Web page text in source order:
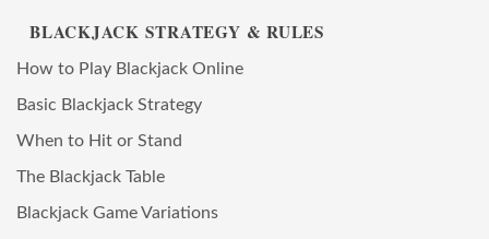
BLACKJACK STRATEGY & RULES
How to Play Blackjack Online
Basic Blackjack Strategy
When to Hit or Stand
The Blackjack Table
Blackjack Game Variations